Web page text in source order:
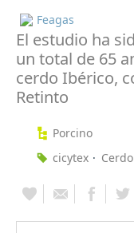
Feagas
El estudio ha
un total de 65
cerdo Ibérico,
Retinto
Porcino
cicytex